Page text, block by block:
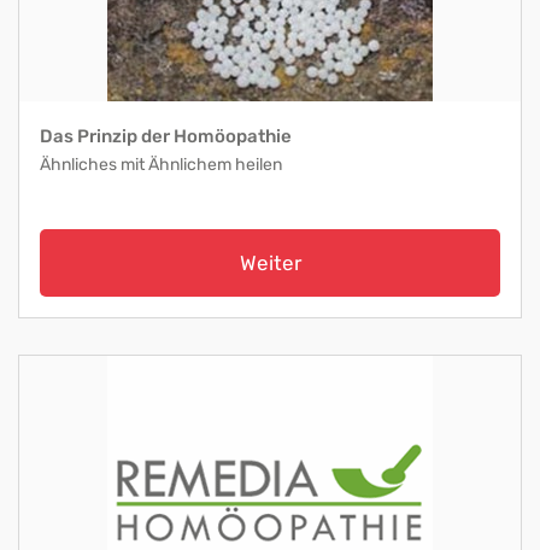
Das Prinzip der Homöopathie
Ähnliches mit Ähnlichem heilen
Weiter